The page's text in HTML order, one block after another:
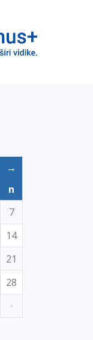
→
n
7
14
21
28
·